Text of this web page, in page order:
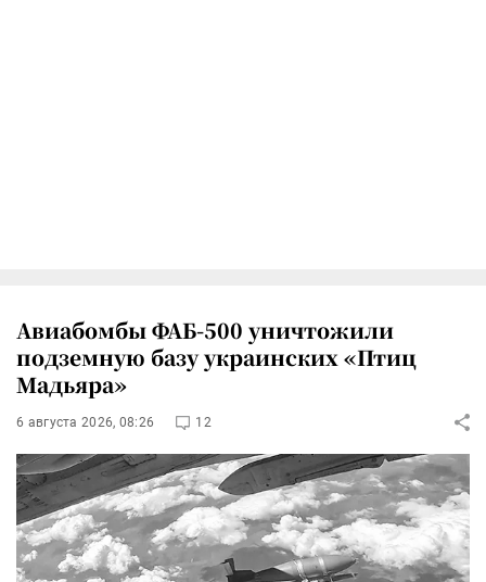
Авиабомбы ФАБ-500 уничтожили
подземную базу украинских «Птиц
Мадьяра»
6 августа 2026, 08:26 12